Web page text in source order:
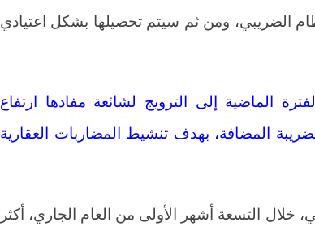
الضريبي، ومن ثم سيتم تحصيلها بشكل اعتيادي
الماضية إلى الترويج لشائعة مفادها ارتفاع
المضافة، بهدف تنشيط المضاربات العقارية
خلال التسعة أشهر الأولى من العام الجاري، أكثر